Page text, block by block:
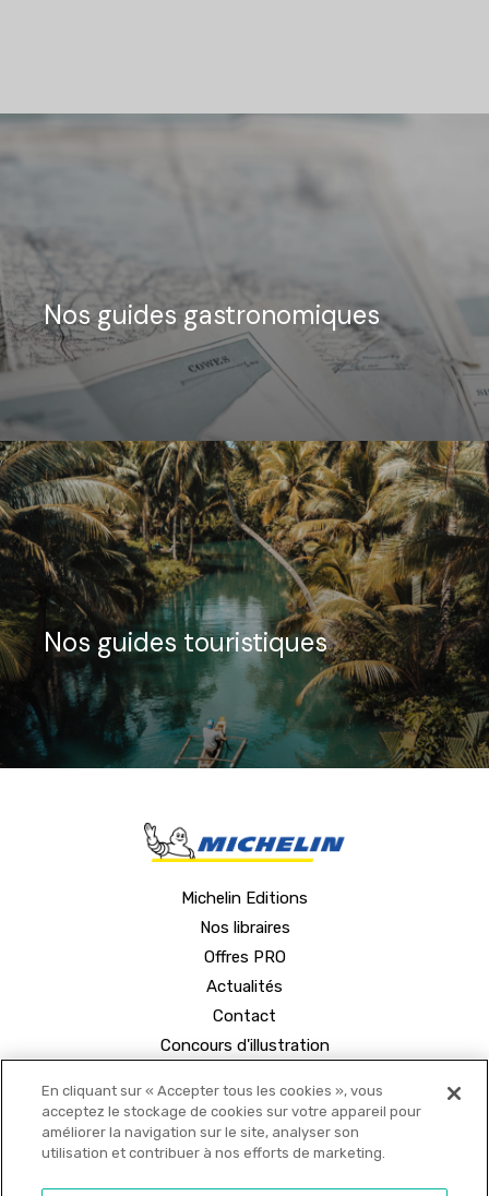
Nos guides gastronomiques
Nos guides touristiques
Michelin Editions
Nos libraires
Offres PRO
Actualités
Contact
Concours d'illustration
En cliquant sur « Accepter tous les cookies », vous
acceptez le stockage de cookies sur votre appareil pour
améliorer la navigation sur le site, analyser son
utilisation et contribuer à nos efforts de marketing.